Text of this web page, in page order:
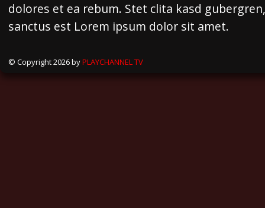
dolores et ea rebum. Stet clita kasd
sanctus est Lorem ipsum dolor sit amet.
© Copyright 2026 byPLAYCHANNEL TV